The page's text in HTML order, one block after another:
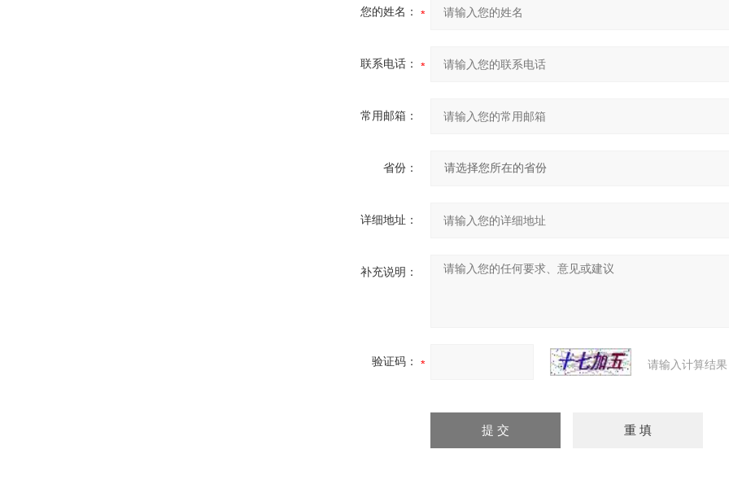
您的姓名：
联系电话：
常用邮箱：
省份：
详细地址：
补充说明：
验证码： 请输入计算结